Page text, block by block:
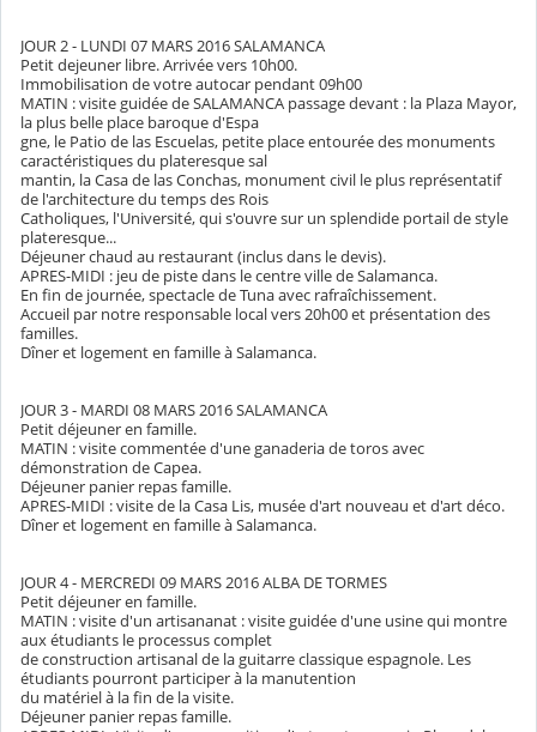
JOUR 2 - LUNDI 07 MARS 2016 SALAMANCA
Petit dejeuner libre. Arrivée vers 10h00.
Immobilisation de votre autocar pendant 09h00
MATIN : visite guidée de SALAMANCA passage devant : la Plaza Mayor,
la plus belle place baroque d'Espa
gne, le Patio de las Escuelas, petite place entourée des monuments
caractéristiques du plateresque sal
mantin, la Casa de las Conchas, monument civil le plus représentatif
de l'architecture du temps des Rois
Catholiques, l'Université, qui s'ouvre sur un splendide portail de style
plateresque...
Déjeuner chaud au restaurant (inclus dans le devis).
APRES-MIDI : jeu de piste dans le centre ville de Salamanca.
En fin de journée, spectacle de Tuna avec rafraîchissement.
Accueil par notre responsable local vers 20h00 et présentation des
familles.
Dîner et logement en famille à Salamanca.
JOUR 3 - MARDI 08 MARS 2016 SALAMANCA
Petit déjeuner en famille.
MATIN : visite commentée d'une ganaderia de toros avec
démonstration de Capea.
Déjeuner panier repas famille.
APRES-MIDI : visite de la Casa Lis, musée d'art nouveau et d'art déco.
Dîner et logement en famille à Salamanca.
JOUR 4 - MERCREDI 09 MARS 2016 ALBA DE TORMES
Petit déjeuner en famille.
MATIN : visite d'un artisananat : visite guidée d'une usine qui montre
aux étudiants le processus complet
de construction artisanal de la guitarre classique espagnole. Les
étudiants pourront participer à la manutention
du matériel à la fin de la visite.
Déjeuner panier repas famille.